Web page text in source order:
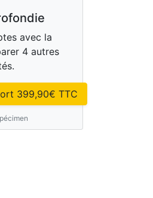
avec la
4 autres
399,90€ TTC